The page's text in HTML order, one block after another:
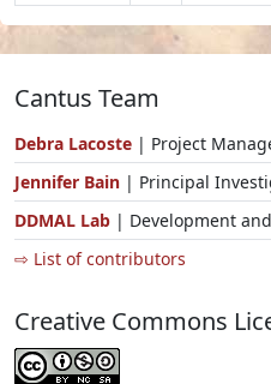
Cantus Team
Debra Lacoste | Project
Jennifer Bain | Principal
DDMAL Lab | Development
⇨ List of contributors
Creative Commons